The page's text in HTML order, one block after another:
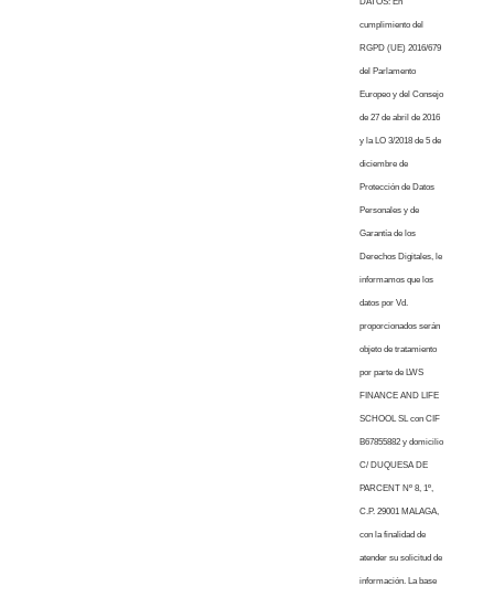
cumplimiento del
RGPD (UE) 2016/679
del Parlamento
Europeo y del Consejo
de 27 de abril de 2016
y la LO 3/2018 de 5 de
diciembre de
Protección de Datos
Personales y de
Garantía de los
Derechos Digitales, le
informamos que los
datos por Vd.
proporcionados serán
objeto de tratamiento
por parte de LWS
FINANCE AND LIFE
SCHOOL SL con CIF
B67855882 y domicilio
C/ DUQUESA DE
PARCENT Nº 8, 1º,
C.P. 29001 MALAGA,
con la finalidad de
atender su solicitud de
información. La base